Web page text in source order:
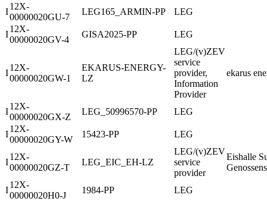
I
12X-
00000020GU-7
LEG165_ARMIN-PP LEG
I
12X-
00000020GV-4
GISA2025-PP LEG
I
12X-
00000020GW-1
EKARUS-ENERGY-
LZ
LEG/(v)ZEV
service
provider,
Information
Provider
ekarus
I
12X-
00000020GX-Z
LEG_50996570-PP LEG
I
12X-
00000020GY-W
15423-PP LEG
I
12X-
00000020GZ-T
LEG_EIC_EH-LZ
LEG/(v)ZEV
service
provider
Eishalle
I
12X-
00000020H0-J
1984-PP LEG